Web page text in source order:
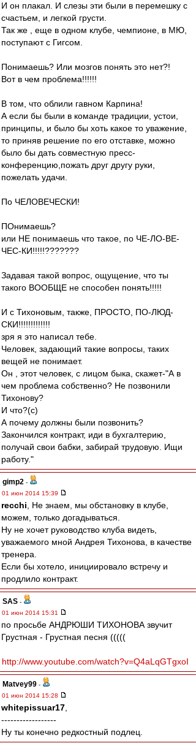
И он плакал. И слезы эти были в перемешку с
счастьем, и легкой грусти.
Так же , еще в одном клубе, чемпионе, в МЮ,
поступают с Гигсом.
Понимаешь? Или мозгов понять это нет?!
Вот в чем проблема!!!!!!
В том, что облили гавном Карпина!
А если бы были в команде традиции, устои,
принципы, и было бы хоть какое то уважение,
то приняв решение по его отставке, можно
было бы дать совместную пресс-
конференцию,пожать друг другу руки,
пожелать удачи.
По ЧЕЛОВЕЧЕСКИ!
ПОнимаешь?
или НЕ понимаешь что такое, по ЧЕ-ЛО-ВЕ-
ЧЕС-КИ!!!!!???????
Задавая такой вопрос, ощущение, что ты
такого ВООБЩЕ не способен понять!!!!!
И с Тихоновым, также, ПРОСТО, ПО-ЛЮД-
СКИ!!!!!!!!!!!!!
зря я это написал тебе.
Человек, задающий такие вопросы, таких
вещей не понимает.
Он , этот человек, с лицом быка, скажет-"А в
чем проблема собственно? Не позвонили
Тихонову?
И что?(с)
А почему должны были позвонить?
Закончился контракт, иди в бухгалтерию,
получай свои бабки, забирай трудовую. Ищи
работу."
gimp2 -
01 июн 2014 15:39
recchi , Не знаем, мы обстановку в клубе,
можем, только догадываться.
Ну не хочет руководство клуба видеть,
уважаемого мной Андрея Тихонова, в качестве
тренера.
Если бы хотело, инициировало встречу и
продлило контракт.
SAS -
01 июн 2014 15:31
по просьбе АНДРЮШИ ТИХОНОВА звучит
Грустная - Грустная песня (((((
http://www.youtube.com/watch?v=Q4aLqGTgxoI
Matvey99 -
01 июн 2014 15:28
whitepissuar17
------------------
Ну ты конечно редкостный подлец.